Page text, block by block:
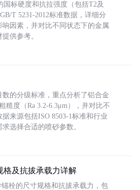
国标硬度和抗拉强度（包括T2及
T 5231-2012标准数据，详细分
因素，并对比不同状态下的金属
供参考。
的分级标准，重点分析了铝合金
糙度（Ra 3.2-6.3μm），并对比不
来源包括ISO 8503-1标准和行业
选择合适的喷砂参数。
格及抗拔承载力详解
栓的尺寸规格和抗拔承载力，包